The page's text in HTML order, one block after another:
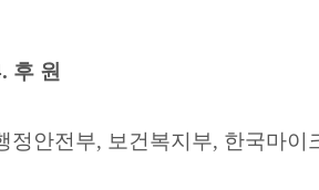
후 원
정안전부, 보건복지부, 한국마이